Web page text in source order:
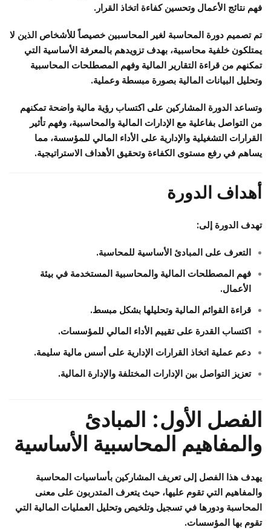
فهم نتائج الأعمال وتحسين كفاءة اتخاذ القرار.
تم تصميم دورة المحاسبة لغير المحاسبين خصيصاً للأشخاص الذين لا
يمتلكون خلفية محاسبية، بهدف تزويدهم بالمعرفة الأساسية التي
تمكنهم من قراءة التقارير المالية وفهم المصطلحات المحاسبية
وتحليل البيانات المالية بصورة مبسطة وعملية.
وتساعد الدورة المشاركين على اكتساب رؤية مالية واضحة تمكنهم
من التواصل بفاعلية مع الإدارات المالية والمحاسبية، وفهم تأثير
القرارات التشغيلية والإدارية على الأداء المالي للمؤسسة، مما
يساهم في رفع مستوى الكفاءة وتحقيق الأهداف الاستراتيجية.
أهداف الدورة
تهدف الدورة إلى:
التعرف على المبادئ الأساسية للمحاسبة.
فهم المصطلحات المالية والمحاسبية المستخدمة في بيئة
الأعمال.
قراءة القوائم المالية وتحليلها بشكل مبسط.
اكتساب القدرة على تقييم الأداء المالي للمؤسسات.
دعم عملية اتخاذ القرارات الإدارية على أسس مالية سليمة.
تعزيز التواصل بين الإدارات المختلفة والإدارة المالية.
الفصل الأول: المبادئ
والمفاهيم المحاسبية الأساسية
يهدف هذا الفصل إلى تعريف المشاركين بأساسيات المحاسبة
والمفاهيم التي تقوم عليها، حيث يتعرف المتدربون على معنى
المحاسبة ودورها في تسجيل وتلخيص وتحليل العمليات المالية التي
تقوم بها المؤسسات.